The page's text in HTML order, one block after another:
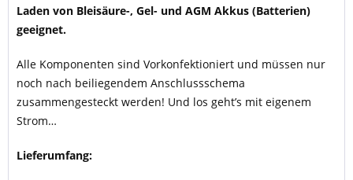
Laden von Bleisäure-, Gel- und AGM Akkus (Batterien)
geeignet.
Alle Komponenten sind Vorkonfektioniert und müssen nur
noch nach beiliegendem Anschlussschema
zusammengesteckt werden! Und los geht’s mit eigenem
Strom…
Lieferumfang: